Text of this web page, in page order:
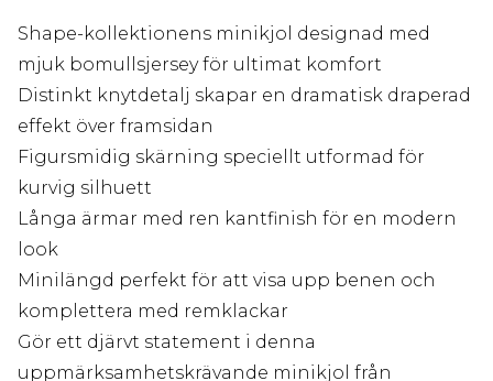
Shape-kollektionens minikjol designad med
mjuk bomullsjersey för ultimat komfort
Distinkt knytdetalj skapar en dramatisk draperad
effekt över framsidan
Figursmidig skärning speciellt utformad för
kurvig silhuett
Långa ärmar med ren kantfinish för en modern
look
Minilängd perfekt för att visa upp benen och
komplettera med remklackar
Gör ett djärvt statement i denna
uppmärksamhetskrävande minikjol från